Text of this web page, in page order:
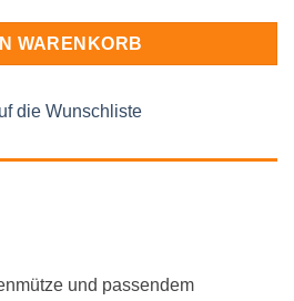
WARENKORB
die Wunschliste
und passendem